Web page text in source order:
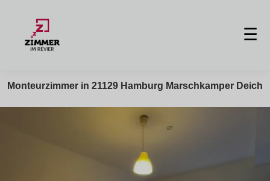
☰
Monteurzimmer in 21129 Hamburg Marschkamper Deich